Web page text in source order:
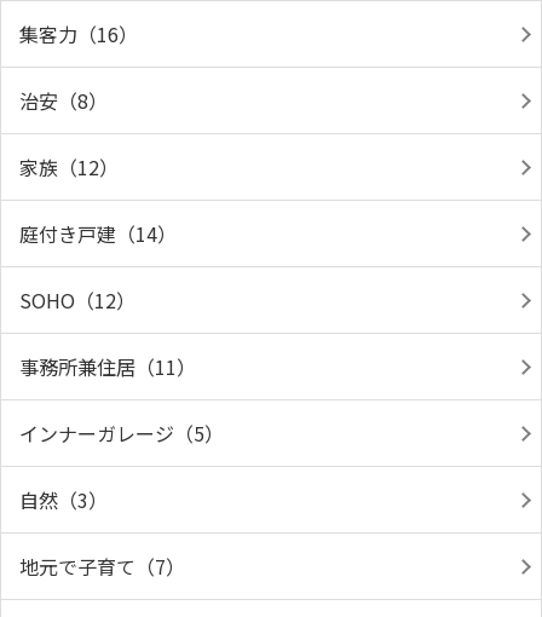
集客力（16）
治安（8）
家族（12）
庭付き戸建（14）
SOHO（12）
事務所兼住居（11）
インナーガレージ（5）
自然（3）
地元で子育て（7）